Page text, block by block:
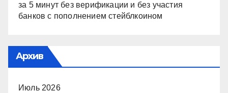
за 5 минут без верификации и без участия
банков с пополнением стейблкоином
Архив
Июль 2026